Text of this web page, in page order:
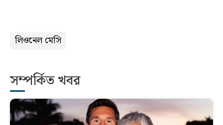
লিওনেল মেসি
সম্পর্কিত খবর